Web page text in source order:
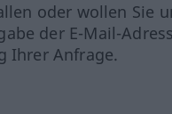
oder wollen Sie
der E-Mail-
Ihrer Anfrage.